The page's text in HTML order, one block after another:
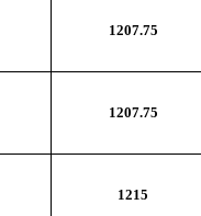
1207.75
1207.75
1215